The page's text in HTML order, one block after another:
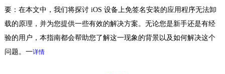
要：在本文中，我们将探讨 iOS 设备上免签名安装的应用程序无法卸
载的原理，并为您提供一些有效的解决方案。无论您是新手还是有经
验的用户，本指南都会帮助您了解这一现象的背景以及如何解决这个
问题。一详情